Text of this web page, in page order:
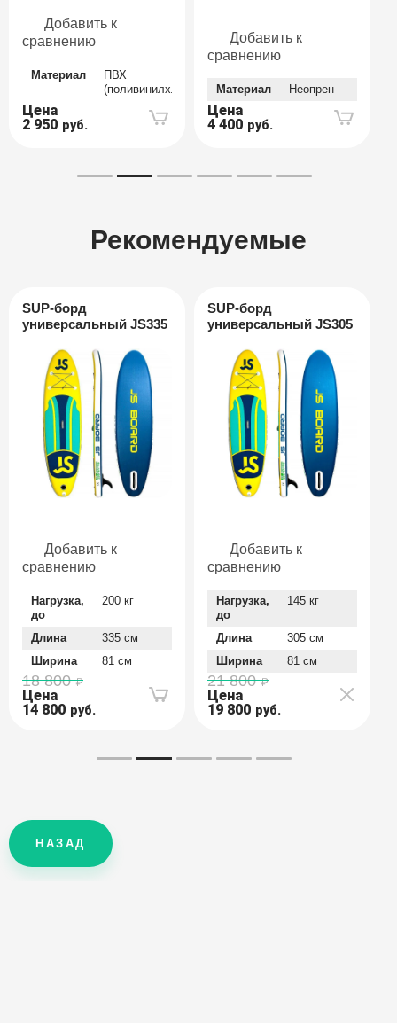
Добавить к
сравнению
Материал
ПВХ
(поливинилхлорид)
Цена
2 950 руб.
Добавить к
сравнению
Материал Неопрен
Цена
4 400 руб.
Рекомендуемые
SUP-борд
универсальный JS335
Добавить к
сравнению
Нагрузка,
до
200 кг
Длина
335 см
Ширина
81 см
18 800
Цена
14 800 руб.
SUP-борд
универсальный JS305
Добавить к
сравнению
Нагрузка,
до
145 кг
Длина
305 см
Ширина
81 см
21 800
Цена
19 800 руб.
НАЗАД